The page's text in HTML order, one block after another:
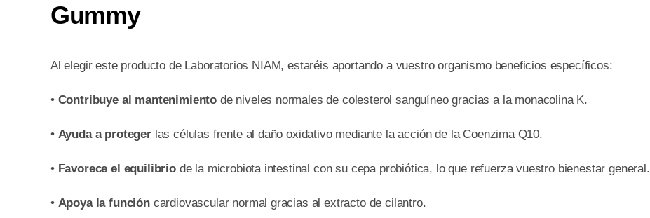
Gummy
Al elegir este producto de Laboratorios NIAM, estaréis aportando a vuestro organismo beneficios específicos:
• Contribuye al mantenimiento de niveles normales de colesterol sanguíneo gracias a la monacolina K.
• Ayuda a protegerlas células frente al daño oxidativo mediante la acción de la Coenzima Q10.
• Favorece el equilibriode la microbiota intestinal con su cepa probiótica, lo que refuerza vuestro bienestar general.
• Apoya la funcióncardiovascular normal gracias al extracto de cilantro.